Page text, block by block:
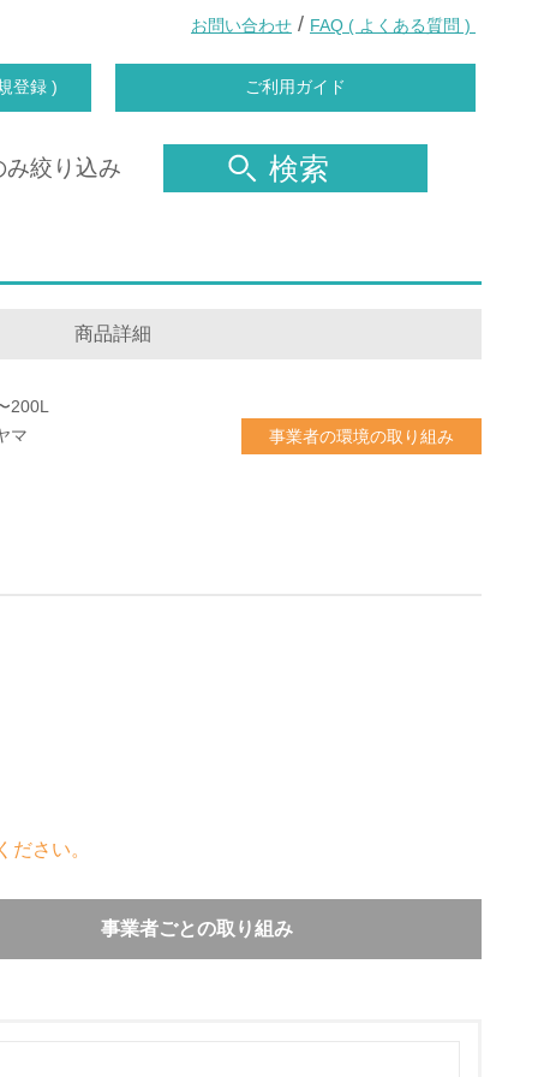
お問い合わせ / FAQ ( よくある質問 )
登録 ) ご利用ガイド
み絞り込み 検索
商品詳細
200L
マ
事業者の環境の取り組み
さい。
事業者ごとの取り組み